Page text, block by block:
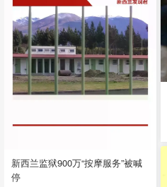
新西兰监狱900万“按摩服务”被喊
停